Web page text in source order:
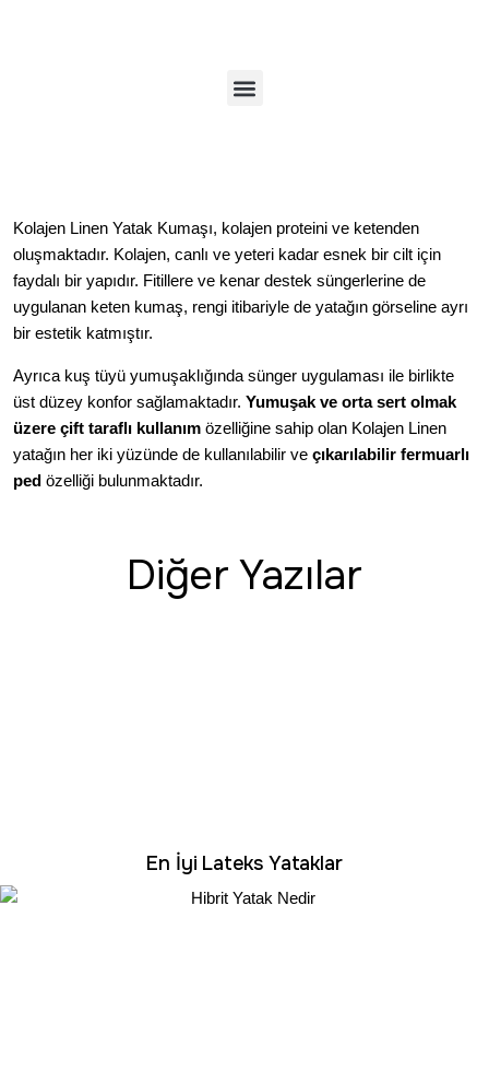
Kolajen Linen Yatak Kumaşı, kolajen proteini ve ketenden
oluşmaktadır. Kolajen, canlı ve yeteri kadar esnek bir cilt için
faydalı bir yapıdır. Fitillere ve kenar destek süngerlerine de
uygulanan keten kumaş, rengi itibariyle de yatağın görseline ayrı
bir estetik katmıştır.
Ayrıca kuş tüyü yumuşaklığında sünger uygulaması ile birlikte
üst düzey konfor sağlamaktadır. Yumuşak ve orta sert olmak
üzere çift taraflı kullanım özelliğine sahip olan Kolajen Linen
yatağın her iki yüzünde de kullanılabilir ve çıkarılabilir fermuarlı
ped özelliği bulunmaktadır.
Diğer Yazılar
En İyi Lateks Yataklar